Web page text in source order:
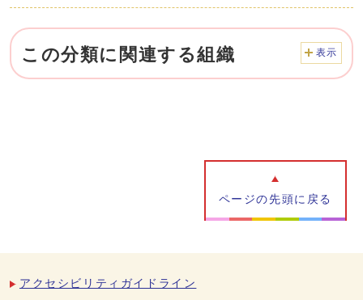
この分類に関連する組織 表示
ページの先頭に戻る
アクセシビリティガイドライン